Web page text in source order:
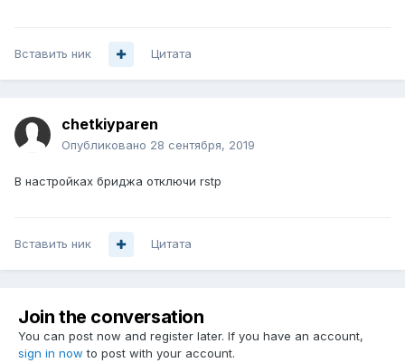
Вставить ник Цитата
chetkiyparen
Опубликовано 28 сентября, 2019
В настройках бриджа отключи rstp
Вставить ник Цитата
Join the conversation
You can post now and register later. If you have an account,
sign in now to post with your account.